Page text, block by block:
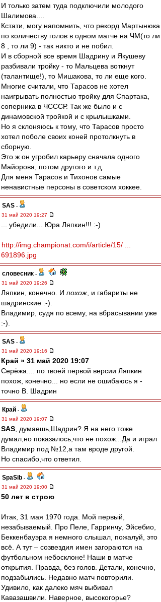
И только затем туда подключили молодого
Шалимова....
Кстати, могу напомнить, что рекорд Мартынюка
по количеству голов в одном матче на ЧМ(то ли
8 , то ли 9) - так никто и не побил.
И в сборной все время Шадрину и Якушеву
разбивали тройку - то Мальцева воткнут
(талантище!), то Мишакова, то ли еще кого.
Многие считали, что Тарасов не хотел
наигрывать полностью тройку для Спартака,
соперника в ЧСССР. Так же было и с
динамовской тройкой и с крылышками.
Но я склоняюсь к тому, что Тарасов просто
хотел поболе своих коней протолкнуть в
сборную.
Это ж он угробил карьеру сначала одного
Майорова, потом другого и т.д.
Для меня Тарасов и Тихонов самые
ненавистные персоны в советском хоккее.
SAS -
31 май 2020 19:27
... убедили... Юра Ляпкин!!! :-)
http://img.championat.com/i/article/15/ ...
691896.jpg
словесник -
31 май 2020 19:26
Ляпкин, конечно. И похож , и габариты не
шадринские :-).
Владимир, судя по всему, на вбрасывании уже
:-).
SAS -
31 май 2020 19:16
Край » 31 май 2020 19:07
Серёжа.... по твоей первой версии Ляпкин
похож, конечно... но если не ошибаюсь я -
точно В. Шадрин
Край -
31 май 2020 19:07
SAS , думаешь,Шадрин? Я на него тоже
думал,но показалось,что не похож...Да и играл
Владимир под №12,а там вроде другой.
Но спасибо,что ответил.
SpaSib -
31 май 2020 19:00
50 лет в строю
Итак, 31 мая 1970 года. Мой первый,
незабываемый. Про Пеле, Гарринчу, Эйсебио,
Беккенбауэра я немного слышал, пожалуй, это
всё. А тут – созвездия имен загораются на
футбольном небосклоне! Наши в матче
открытия. Правда, без голов. Детали, конечно,
подзабылись. Недавно матч повторили.
Удивило, как далеко мяч выбивал
Кавазашвили. Наверное, высокогорье?